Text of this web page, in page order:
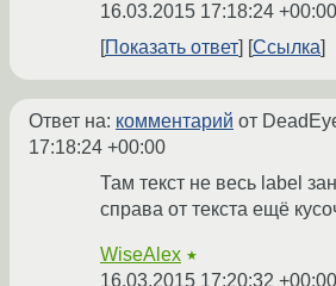
16.03.2015 17:18:24 +00:00
Показать ответ
Ссылка
Ответ на: комментарий от
17:18:24 +00:00
Там текст не весь label
справа от текста ещё
WiseAlex ★
16.03.2015 17:20:32 +00:00